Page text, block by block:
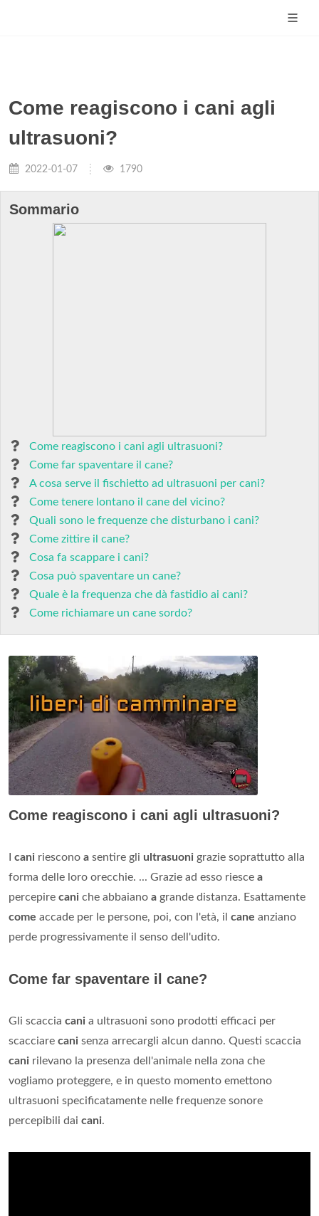
Come reagiscono i cani agli
ultrasuoni?
2022-01-07 1790
Sommario
Come reagiscono i cani agli ultrasuoni?
Come far spaventare il cane?
A cosa serve il fischietto ad ultrasuoni per cani?
Come tenere lontano il cane del vicino?
Quali sono le frequenze che disturbano i cani?
Come zittire il cane?
Cosa fa scappare i cani?
Cosa può spaventare un cane?
Quale è la frequenza che dà fastidio ai cani?
Come richiamare un cane sordo?
Come reagiscono i cani agli ultrasuoni?
cani riescono a sentire gli ultrasuoni grazie soprattutto alla
forma delle loro orecchie. ... Grazie ad esso riesce a
percepire cani che abbaiano a grande distanza. Esattamente
come accade per le persone, poi, con l'età, il cane anziano
perde progressivamente il senso dell'udito.
Come far spaventare il cane?
Gli scaccia cani a ultrasuoni sono prodotti efficaci per
scacciare cani senza arrecargli alcun danno. Questi scaccia
cani rilevano la presenza dell'animale nella zona che
vogliamo proteggere, e in questo momento emettono
ultrasuoni specificatamente nelle frequenze sonore
percepibili dai cani.